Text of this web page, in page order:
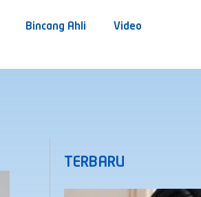
Bincang Ahli Video
TERBARU